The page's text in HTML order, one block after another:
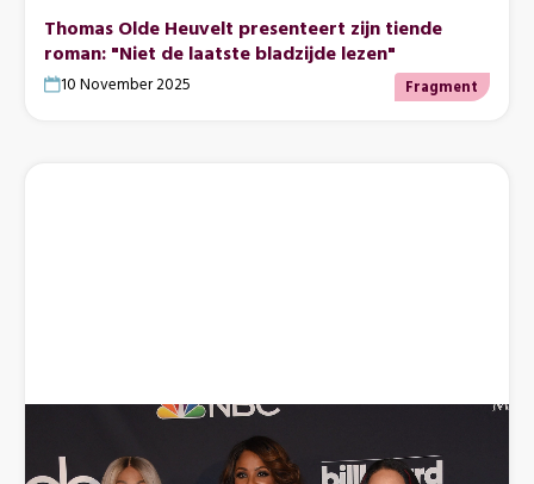
Thomas Olde Heuvelt presenteert zijn tiende
roman: "Niet de laatste bladzijde lezen"
10 November 2025 Fragment